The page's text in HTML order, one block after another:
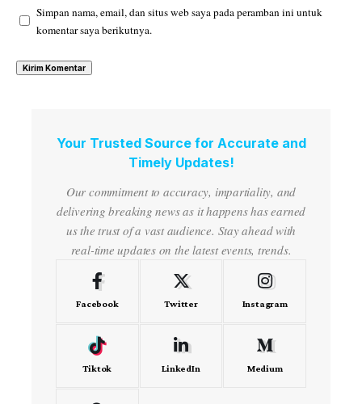
Simpan nama, email, dan situs web saya pada peramban ini untuk
komentar saya berikutnya.
Your Trusted Source for Accurate and
Timely Updates!
Our commitment to accuracy, impartiality, and
delivering breaking news as it happens has earned
us the trust of a vast audience. Stay ahead with
real-time updates on the latest events, trends.
Facebook Twitter Instagram
Tiktok LinkedIn Medium